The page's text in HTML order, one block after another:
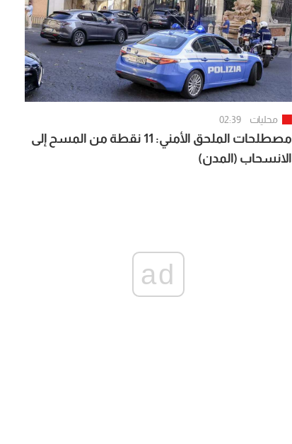
محليات 02:39
مصطلحات الملحق الأمني: 11 نقطة من المسح إلى
الانسحاب (المدن)
ad